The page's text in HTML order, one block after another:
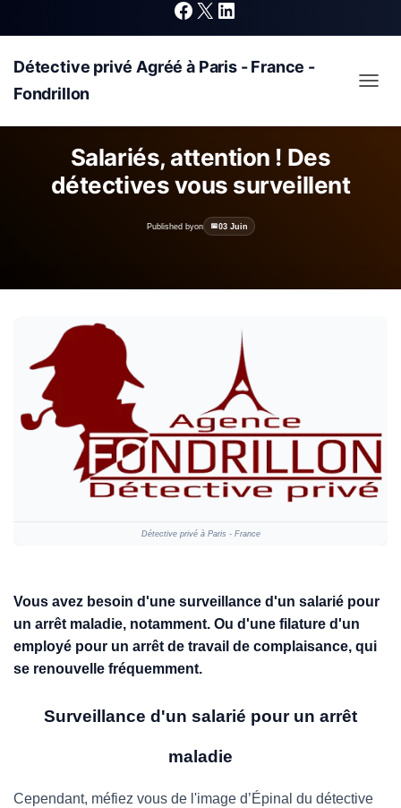
F
e
o
X L
k
e
d
n
Détective privé Agréé à Paris - France -
Fondrillon
Salariés, attention ! Des
détectives vous surveillent
Published byon 03 Juin
Détective privé à Paris - France
Vous avez besoin d'une surveillance d'un salarié pour
un arrêt maladie, notamment. Ou d'une filature d'un
employé pour un arrêt de travail de complaisance, qui
se renouvelle fréquemment.
Surveillance d'un salarié pour un arrêt
maladie
Cependant, méfiez vous de l'image d’Épinal du détective